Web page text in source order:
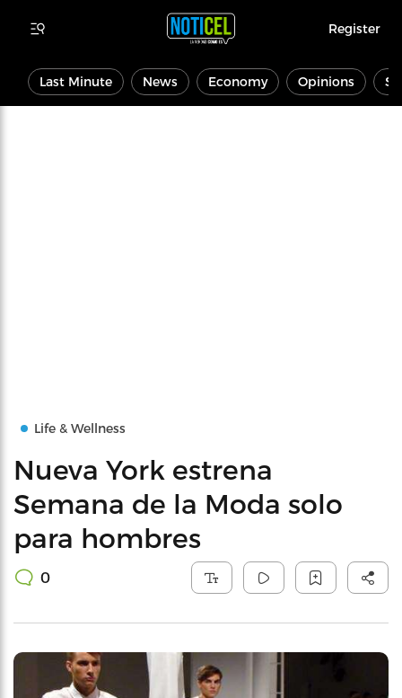
Register
Last Minute News Economy Opinions
Life & Wellness
Nueva York estrena
Semana de la Moda solo
para hombres
0